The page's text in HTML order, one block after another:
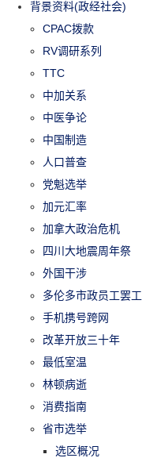
背景资料(政经社会)
CPAC拨款
RV调研系列
TTC
中加关系
中医争论
中国制造
人口普查
党魁选举
加元汇率
加拿大政治危机
四川大地震周年祭
外国干涉
多伦多市政员工罢工
手机携号跨网
改革开放三十年
最低室温
林顿病逝
消费指南
省市选举
选区概况